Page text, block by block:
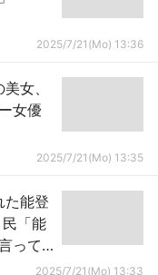
2025/7/21(Mo) 13:36
女、
女優
2025/7/21(Mo) 13:35
た能登
「能
って
2025/7/21(Mo) 13:33